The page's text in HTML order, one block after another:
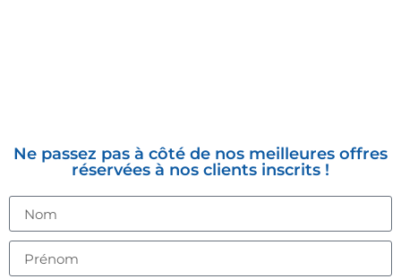
Ne passez pas à côté de nos meilleures offres
réservées à nos clients inscrits !